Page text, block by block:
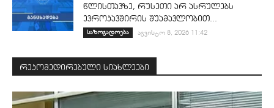
წლისთავზე, რუსეთი არ ასრულებს
ევროკავშირის შუამავლობით...
საზოგადოება აგვისტო 8, 2026 11:42
რეკომედირებული სიახლეები